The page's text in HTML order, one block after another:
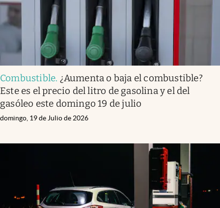
Combustible. ¿Aumenta o baja el combustible?
Este es el precio del litro de gasolina y el del
gasóleo este domingo 19 de julio
domingo, 19 de Julio de 2026